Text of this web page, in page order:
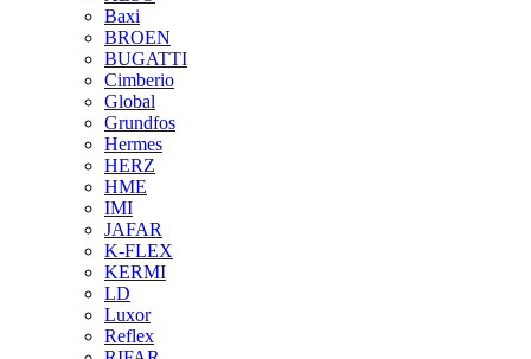
Baxi
BROEN
BUGATTI
Cimberio
Global
Grundfos
Hermes
HERZ
HME
IMI
JAFAR
K-FLEX
KERMI
LD
Luxor
Reflex